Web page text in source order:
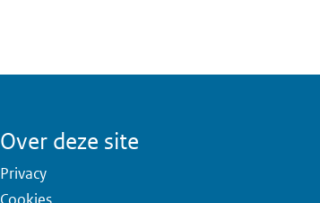
Over deze site
Privacy